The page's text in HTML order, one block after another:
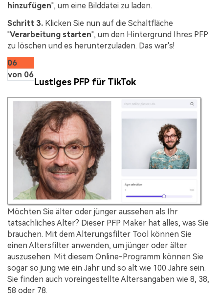
hinzufügen", um eine Bilddatei zu laden.
Schritt 3. Klicken Sie nun auf die Schaltfläche
"Verarbeitung starten", um den Hintergrund Ihres PFP
zu löschen und es herunterzuladen. Das war's!
06
von 06
Lustiges PFP für TikTok
Möchten Sie älter oder jünger aussehen als Ihr
tatsächliches Alter? Dieser PFP Maker hat alles, was Sie
brauchen. Mit dem Alterungsfilter Tool können Sie
einen Altersfilter anwenden, um jünger oder älter
auszusehen. Mit diesem Online-Programm können Sie
sogar so jung wie ein Jahr und so alt wie 100 Jahre sein.
Sie finden auch voreingestellte Altersangaben wie 8, 38,
58 oder 78.